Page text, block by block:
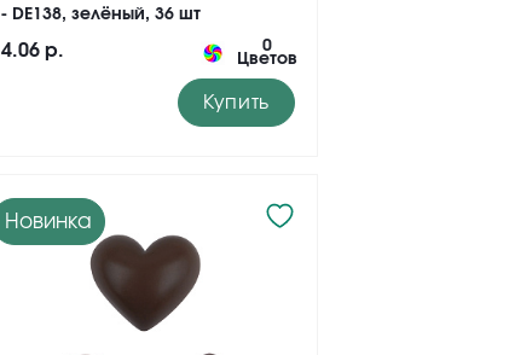
- DE138, зелёный, 36 шт
4.06 р. 0
Цветов
Купить
Новинка